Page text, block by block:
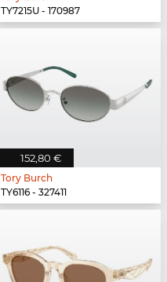
TY7215U - 170987
152,80 €
Tory Burch
TY6116 - 327411